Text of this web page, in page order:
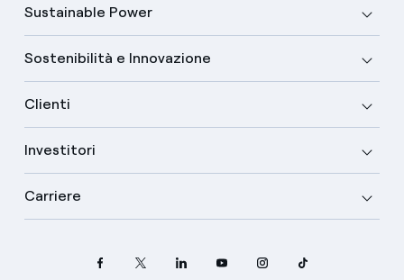
Sustainable Power
Sostenibilità e Innovazione
Clienti
Investitori
Carriere